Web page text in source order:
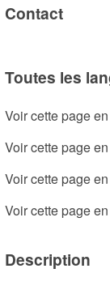
Contact
Toutes les
Voir cette page
Voir cette page
Voir cette page
Voir cette page
Description